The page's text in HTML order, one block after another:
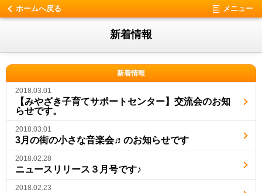
ホームへ戻る メニュー
新着情報
新着情報
2018.03.01
【みやざき子育てサポートセンター】交流会のお知
らせです。
2018.03.01
3月の街の小さな音楽会♬のお知らせです
2018.02.28
ニュースリリース３月号です♪
2018.02.23